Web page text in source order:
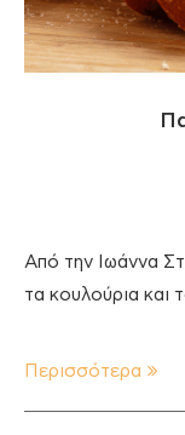
Από την Ιωάννα
τα κουλούρια και
Περισσότερα